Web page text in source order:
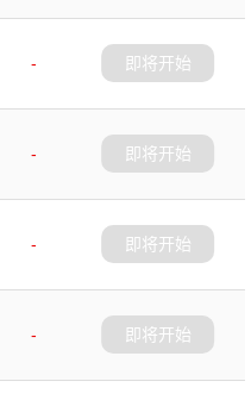
-
即将开始
-
即将开始
-
即将开始
-
即将开始